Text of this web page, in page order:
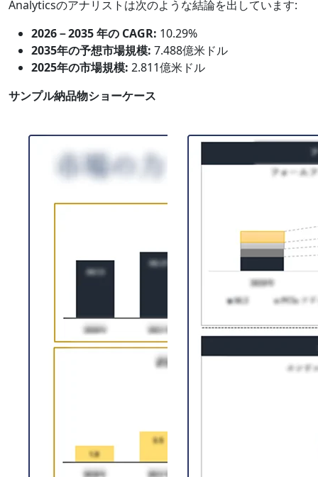
Analyticsのアナリストは次のような結論を出しています:
2026－2035 年の CAGR: 10.29%
2035年の予想市場規模: 7.488億米ドル
2025年の市場規模: 2.811億米ドル
サンプル納品物ショーケース